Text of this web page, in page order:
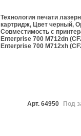
Технология печати
картридж, Цветчерный,
Совместимость с
Enterprise 700 M712dn
Enterprise 700 M712xh
Арт. 64950 Под